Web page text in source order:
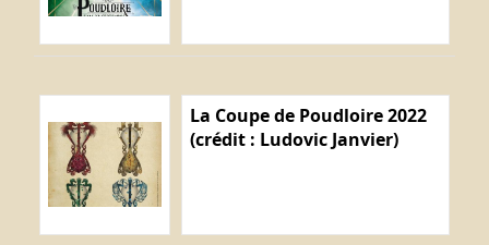
La Coupe de Poudloire 2022
(crédit : Ludovic Janvier)